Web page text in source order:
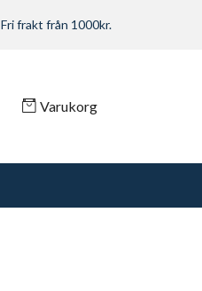
Fri frakt från 1000kr.
Varukorg